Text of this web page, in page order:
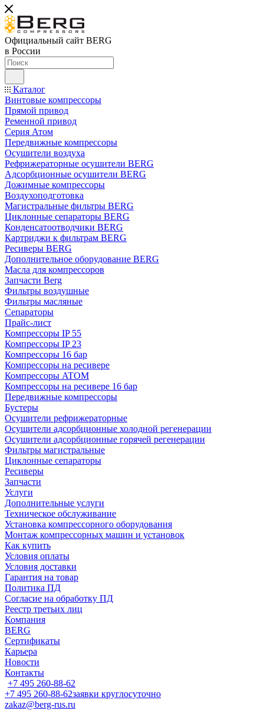
Официальный сайт BERG
в России
Каталог
Винтовые компрессоры
Прямой привод
Ременной привод
Серия Атом
Передвижные компрессоры
Осушители воздуха
Рефрижераторные осушители BERG
Адсорбционные осушители BERG
Дожимные компрессоры
Воздухоподготовка
Магистральные фильтры BERG
Циклонные сепараторы BERG
Конденсатоотводчики BERG
Картриджи к фильтрам BERG
Ресиверы BERG
Дополнительное оборудование BERG
Масла для компрессоров
Запчасти Berg
Фильтры воздушные
Фильтры масляные
Сепараторы
Прайс-лист
Компрессоры IP 55
Компрессоры IP 23
Компрессоры 16 бар
Компрессоры на ресивере
Компрессоры ATOM
Компрессоры на ресивере 16 бар
Передвижные компрессоры
Бустеры
Осушители рефрижераторные
Осушители адсорбционные холодной регенерации
Осушители адсорбционные горячей регенерации
Фильтры магистральные
Циклонные сепараторы
Ресиверы
Запчасти
Услуги
Дополнительные услуги
Техническое обслуживание
Установка компрессорного оборудования
Монтаж компрессорных машин и установок
Как купить
Условия оплаты
Условия доставки
Гарантия на товар
Политика ПД
Согласие на обработку ПД
Реестр третьих лиц
Компания
BERG
Сертификаты
Карьера
Новости
Контакты
+7 495 260-88-62
+7 495 260-88-62заявки круглосуточно
zakaz@berg-rus.ru